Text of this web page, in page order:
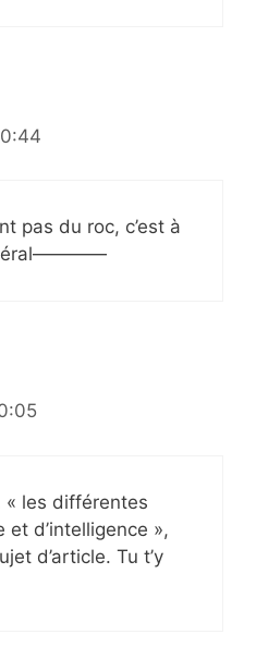
pas du roc, c’est à
les différentes
d’intelligence »,
d’article. Tu t’y